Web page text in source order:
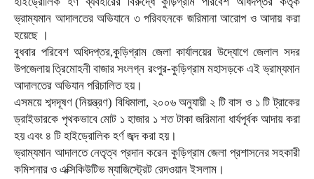
ভ্রাম্যমান আদালতের অভিযানে ৩ পরিবহনকে জরিমানা আরোপ ও আদায় করা
হয়েছে ।
বুধবার পরিবেশ অধিদপ্তর,কুড়িগ্রাম জেলা কার্যালয়ের উদ্যোগে জেলাল সদর
উপজেলায় ত্রিমোহনী বাজার সংলগ্ন রংপুর-কুড়িগ্রাম মহাসড়কে এই ভ্রাম্যমান
আদালতের অভিযান পরিচালিত হয়।
এসময়ে শব্দদূষণ (নিয়ন্ত্রণ) বিধিমালা, ২০০৬ অনুযায়ী ২ টি বাস ও ১ টি ট্রাকের
ড্রাইভারকে পৃথকভাবে মোট ১ হাজার ১ শত টাকা জরিমানা ধার্যপূর্বক আদায় করা
হয় এবং ৪ টি হাইড্রোলিক হর্ণ জব্দ করা হয়।
ভ্রাম্যমান আদালতে নেতৃত্ব প্রদান করেন কুড়িগ্রাম জেলা প্রশাসনের সহকারী
কমিশনার ও এক্সিকিউটিভ ম্যাজিস্ট্রেট রেদওয়ান ইসলাম।